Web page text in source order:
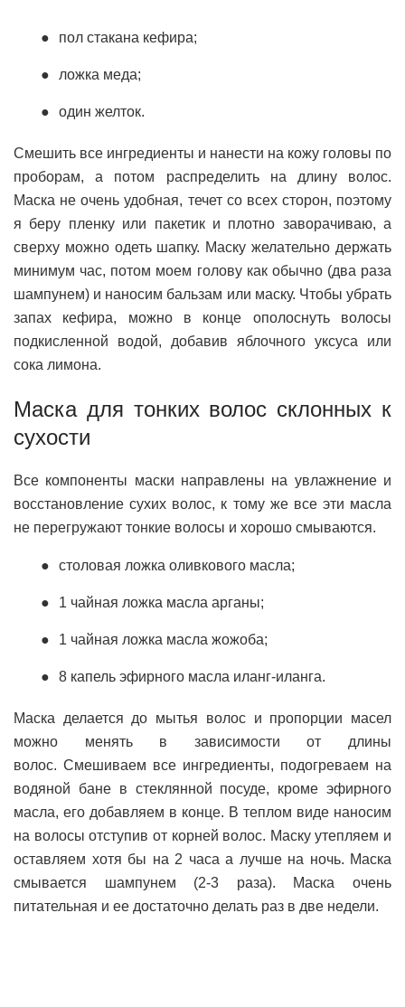
пол стакана кефира;
ложка меда;
один желток.
Смешить все ингредиенты и нанести на кожу головы по
проборам, а потом распределить на длину волос.
Маска не очень удобная, течет со всех сторон, поэтому
я беру пленку или пакетик и плотно заворачиваю, а
сверху можно одеть шапку. Маску желательно держать
минимум час, потом моем голову как обычно (два раза
шампунем) и наносим бальзам или маску. Чтобы убрать
запах кефира, можно в конце ополоснуть волосы
подкисленной водой, добавив яблочного уксуса или
сока лимона.
Маска для тонких волос склонных к
сухости
Все компоненты маски направлены на увлажнение и
восстановление сухих волос, к тому же все эти масла
не перегружают тонкие волосы и хорошо смываются.
столовая ложка оливкового масла;
1 чайная ложка масла арганы;
1 чайная ложка масла жожоба;
8 капель эфирного масла иланг-иланга.
Маска делается до мытья волос и пропорции масел
можно менять в зависимости от длины
волос. Смешиваем все ингредиенты, подогреваем на
водяной бане в стеклянной посуде, кроме эфирного
масла, его добавляем в конце. В теплом виде наносим
на волосы отступив от корней волос. Маску утепляем и
оставляем хотя бы на 2 часа а лучше на ночь. Маска
смывается шампунем (2-3 раза). Маска очень
питательная и ее достаточно делать раз в две недели.